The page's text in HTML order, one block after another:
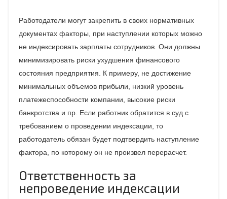
Работодатели могут закрепить в своих нормативных
документах факторы, при наступлении которых можно
не индексировать зарплаты сотрудников. Они должны
минимизировать риски ухудшения финансового
состояния предприятия. К примеру, не достижение
минимальных объемов прибыли, низкий уровень
платежеспособности компании, высокие риски
банкротства и пр. Если работник обратится в суд с
требованием о проведении индексации, то
работодатель обязан будет подтвердить наступление
фактора, по которому он не произвел перерасчет.
Ответственность за
непроведение индексации